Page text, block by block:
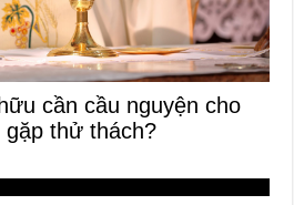
cần cầu nguyện cho
gặp thử thách?